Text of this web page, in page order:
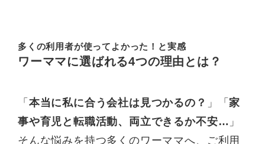
多くの利用者が使ってよかった！と実感
ワーママに選ばれる4つの理由 とは？
「 本当に私に合う会社は見つかるの？ 」「家
事や育児と転職活動、両立できるか不安… 」
そんな悩みを持つ多くのワーママへ、ご利用